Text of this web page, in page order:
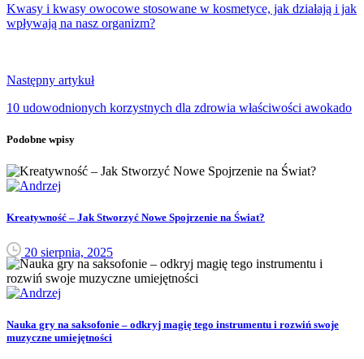
Kwasy i kwasy owocowe stosowane w kosmetyce, jak działają i jak
wpływają na nasz organizm?
Następny artykuł
10 udowodnionych korzystnych dla zdrowia właściwości awokado
Podobne wpisy
Kreatywność – Jak Stworzyć Nowe Spojrzenie na Świat?
20 sierpnia, 2025
Nauka gry na saksofonie – odkryj magię tego instrumentu i rozwiń swoje
muzyczne umiejętności